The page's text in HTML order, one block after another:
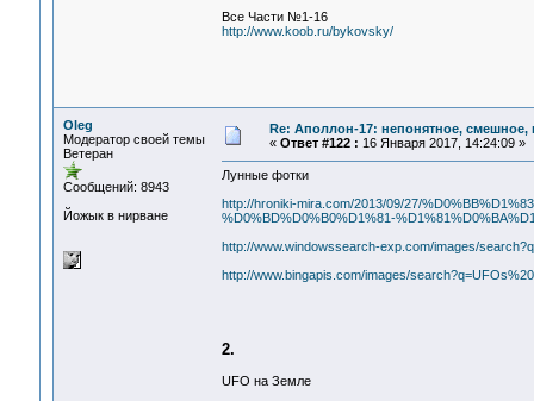
Все Части №1-16
http://www.koob.ru/bykovsky/
Oleg
Модератор своей темы
Ветеран
Сообщений: 8943
Йожык в нирване
Re: Аполлон-17: непонятное, смешное,
« Ответ #122 : 16 Января 2017, 14:24:09 »
Лунные фотки
http://hroniki-mira.com/2013/09/27/
%D0%BD%D0%B0%D1%81-
http://www.windowssearch-exp.com/images/
http://www.bingapis.com/images/
2.
UFO на Земле